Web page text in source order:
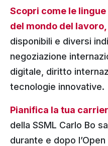
Scopri come le
del mondo del lavoro,
disponibili e diversi
negoziazione
digitale, diritto
tecnologie innovative.
Pianifica la tua
della SSML Carlo Bo
durante e dopo